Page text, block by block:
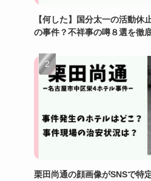
【何した】国分太一の活動休
の事件？不祥事の噂８選を徹
栗田尚通の顔画像がSNSで特